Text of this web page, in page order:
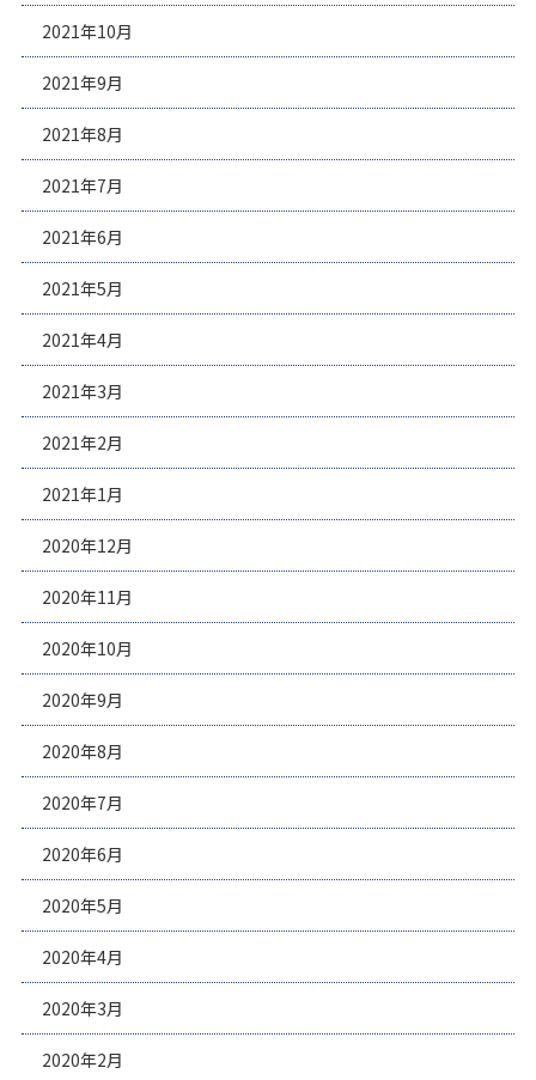
2021年10月
2021年9月
2021年8月
2021年7月
2021年6月
2021年5月
2021年4月
2021年3月
2021年2月
2021年1月
2020年12月
2020年11月
2020年10月
2020年9月
2020年8月
2020年7月
2020年6月
2020年5月
2020年4月
2020年3月
2020年2月